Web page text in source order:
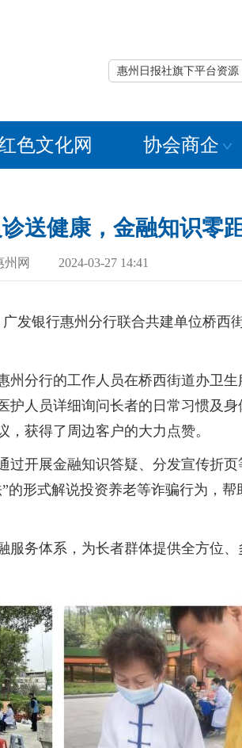
惠州日报社旗下平台资源
色文化网 协会商企
送健康，金融知识零
州网 2024-03-27 14:41
银行惠州分行联合共建单位桥西
行的工作人员在桥西街道办卫生
人员详细询问长者的日常习惯及
获得了周边客户的大力点赞。
展金融知识答疑、分发宣传折页
形式解说投资养老等诈骗行为，
体系，为长者群体提供全方位、